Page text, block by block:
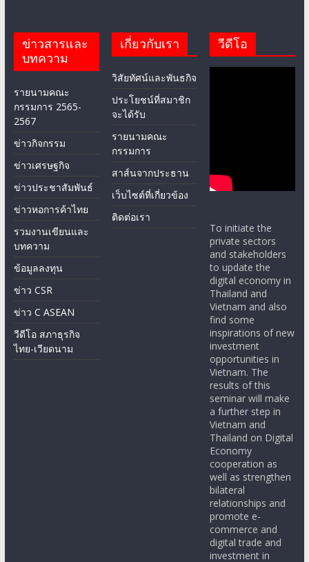
ข่าวสารและ
บทความ
รายนามคณะ
กรรมการ 2565-
2567
ข่าวกิจกรรม
ข่าวเศรษฐกิจ
ข่าวประชาสัมพันธ์
ข่าวหอการค้าไทย
รวมงานเขียนและ
บทความ
ข้อมูลลงทุน
ข่าว CSR
ข่าว C ASEAN
วีดีโอ สภาธุรกิจ
ไทย-เวียดนาม
เกี่ยวกับเรา
วิสัยทัศน์และพันธกิจ
ประโยชน์ที่สมาชิก
จะได้รับ
รายนามคณะ
กรรมการ
สาส์นจากประธาน
เว็บไซต์ที่เกี่ยวข้อง
ติดต่อเรา
วีดีโอ
To initiate the
private sectors
and stakeholders
to update the
digital economy in
Thailand and
Vietnam and also
find some
inspirations of new
investment
opportunities in
Vietnam. The
results of this
seminar will make
a further step in
Vietnam and
Thailand on Digital
Economy
cooperation as
well as strengthen
bilateral
relationships and
promote e-
commerce and
digital trade and
investment in